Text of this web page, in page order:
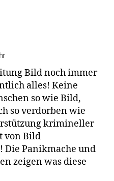
Bild noch immer
alles! Keine
so wie Bild,
so verdorben wie
krimineller
von Bild
Panikmache und
zeigen was diese